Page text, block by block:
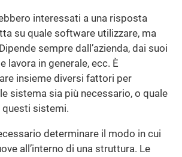
interessati a una risposta
su quale software utilizzare, ma
sempre dall’azienda, dai suoi
lavora in generale, ecc. È
insieme diversi fattori per
sistema sia più necessario, o quale
sistemi.
determinare il modo in cui
all’interno di una struttura. Le